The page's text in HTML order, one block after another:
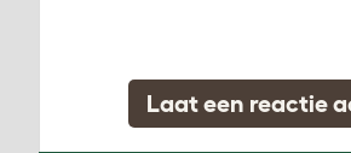
Laat een reactie